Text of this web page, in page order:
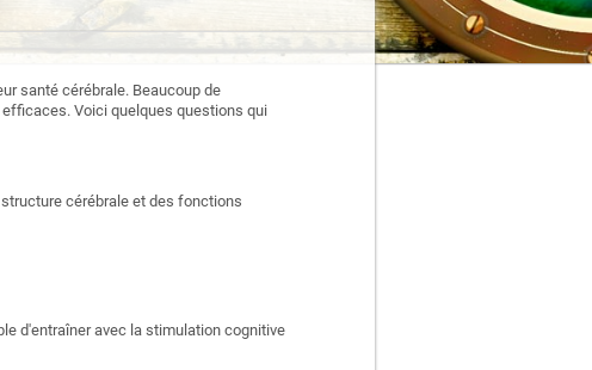
santé cérébrale. Beaucoup de
Voici quelques questions qui
cérébrale et des fonctions
d'entraîner avec la stimulation cognitive